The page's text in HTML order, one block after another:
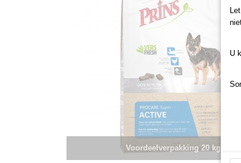
Voordeelverpakking 20 kg
U